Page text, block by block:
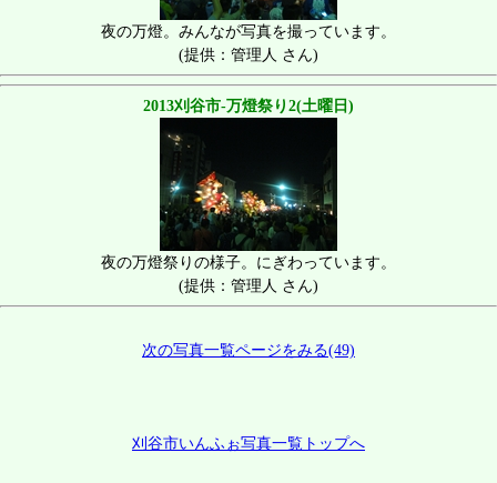
夜の万燈。みんなが写真を撮っています。
(提供：管理人 さん)
2013刈谷市-万燈祭り2(土曜日)
夜の万燈祭りの様子。にぎわっています。
(提供：管理人 さん)
次の写真一覧ページをみる(49)
刈谷市いんふぉ写真一覧トップへ